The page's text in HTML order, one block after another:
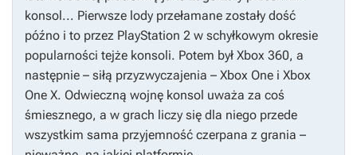
konsol... Pierwsze lody przełamane zostały dość
późno i to przez PlayStation 2 w schyłkowym okresie
popularności tejże konsoli. Potem był Xbox 360, a
następnie – siłą przyzwyczajenia – Xbox One i Xbox
One X. Odwieczną wojnę konsol uważa za coś
śmiesznego, a w grach liczy się dla niego przede
wszystkim sama przyjemność czerpana z grania –